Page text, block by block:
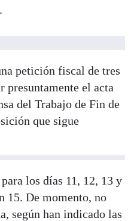
.
petición fiscal de tres
presuntamente el acta
del Trabajo de Fin de
que sigue
los días 11, 12, 13 y
15. De momento, no
según han indicado las